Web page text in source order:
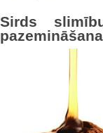
Sirds